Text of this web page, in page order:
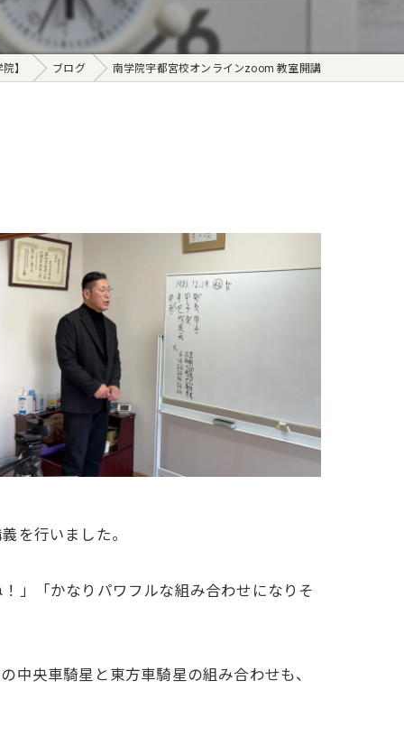
】 ブログ 南学院宇都宮校オンラインzoom 教室開講
を行いました。
」「かなりパワフルな組み合わせになりそ
中央車騎星と東方車騎星の組み合わせも、